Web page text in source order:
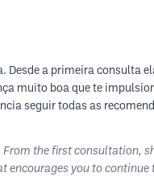
a primeira consulta
muito boa que te
seguir todas as
the first consultation,
you to